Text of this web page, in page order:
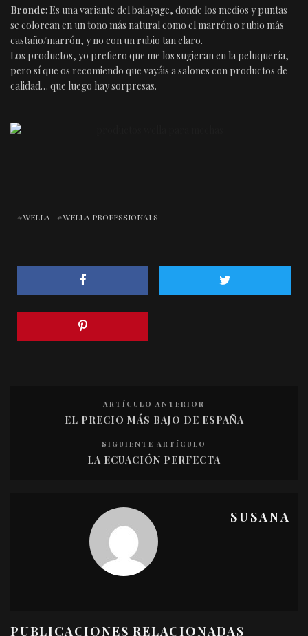
Bronde: Es una variante del balayage, donde los medios y puntas
se colorean en un tono más natural como el marrón o rubio más
castaño/marrón, y no con un rubio tan claro.
Los productos, yo prefiero que me los sugieran en la peluquería,
pero sí que os recomiendo que vayáis a salones con productos de
calidad… que luego hay sorpresas.
WELLA WELLA PROFESSIONALS
ARTÍCULO ANTERIOR
EL PRECIO MÁS BAJO DE ESPAÑA
SIGUIENTE ARTÍCULO
LA ECUACIÓN PERFECTA
SUSANA
PUBLICACIONES RELACIONADAS